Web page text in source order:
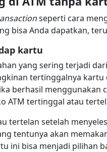
seperti cara
bisa Anda dapatkan,
kartu
yang sering terjadi
tertinggalnya
berhasil
ATM tertinggal atau
tertelan setelah
tentunya akan
ini bisa menjadi pilihan